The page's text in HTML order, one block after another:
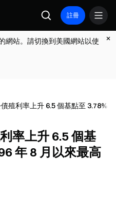
註冊
網站。請切換到美國網站以使
殖利率上升 6.5 個基點至 3.78%
率上升 6.5 個基
年 8 月以來最高